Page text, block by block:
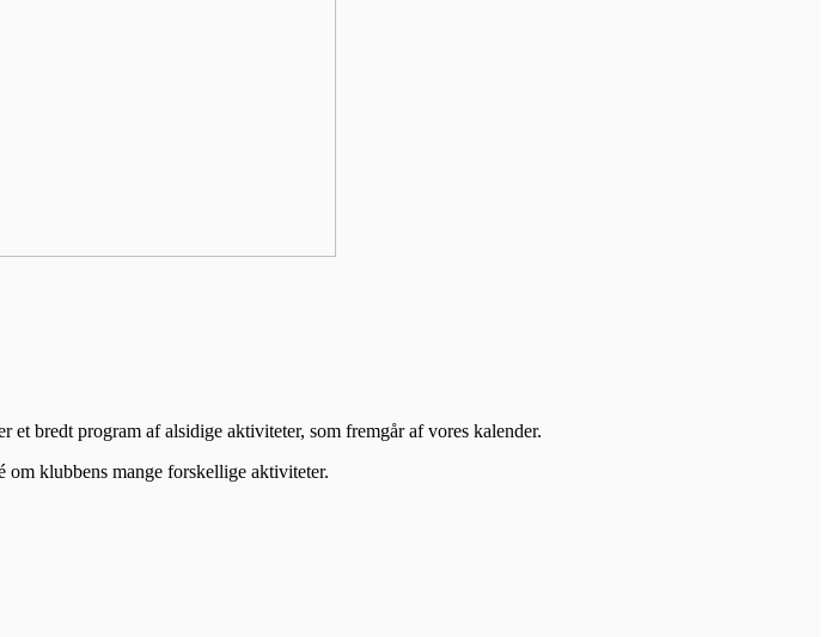
bredt program af alsidige aktiviteter, som fremgår af vores kalender.
om klubbens mange forskellige aktiviteter.